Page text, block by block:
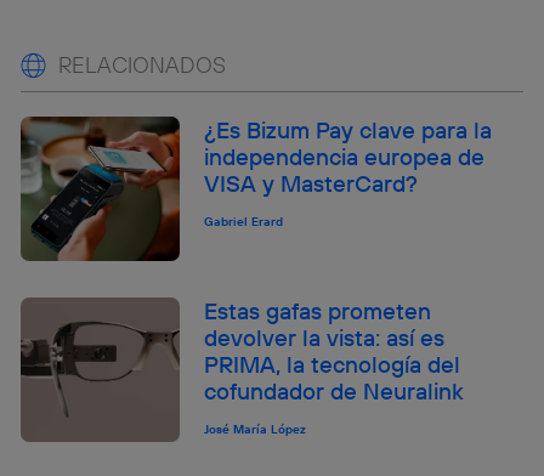
RELACIONADOS
¿Es Bizum Pay clave para la
independencia europea de
VISA y MasterCard?
Gabriel Erard
Estas gafas prometen
devolver la vista: así es
PRIMA, la tecnología del
cofundador de Neuralink
José María López